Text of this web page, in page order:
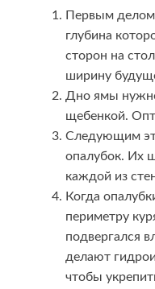
Первым делом
глубина
сторон на
ширину
Дно ямы
щебенкой.
Следующим
опалубок. Их
каждой из
Когда
периметру
подвергался
делают
чтобы